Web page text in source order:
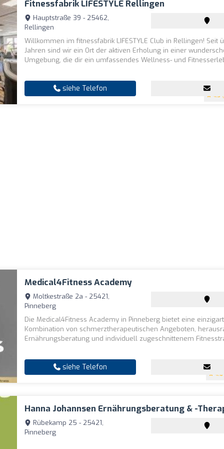
Fitnessfabrik LIFESTYLE Rellingen
4.5
Hauptstraße 39 - 25462,
Rellingen
Willkommen im fitnessfabrik LIFESTYLE Club in Rellingen! Seit
Jahren sind wir ein Ort der aktiven Erholung in einer
Umgebung, die dir ein umfassendes Wellness- und
siehe Telefon
Medical4Fitness Academy
4.6
Moltkestraße 2a - 25421,
Pinneberg
Die Medical4Fitness Academy in Pinneberg bietet eine
Kombination von schmerztherapeutischen Angeboten,
Ernährungsberatung und individuell zugeschnittenem
siehe Telefon
Hanna Johannsen Ernährungsberatung & -
Rübekamp 25 - 25421,
Pinneberg